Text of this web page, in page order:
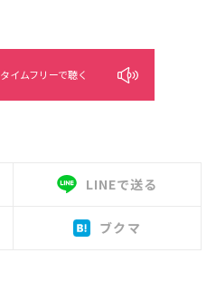
タイムフリーで聴く
LINEで送る
ブクマ